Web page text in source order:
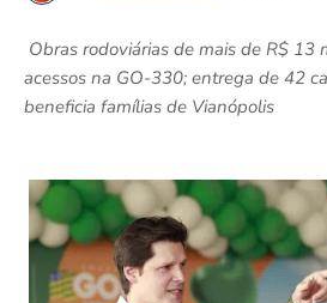
Obras rodoviárias de mais de R$ 13
acessos na GO-330; entrega de 42
beneficia famílias de Vianópolis